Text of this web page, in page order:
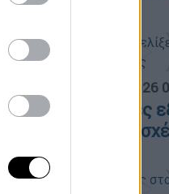
06.08.2026
Όλες οι τελευταίες
ελληνοτουρκικές